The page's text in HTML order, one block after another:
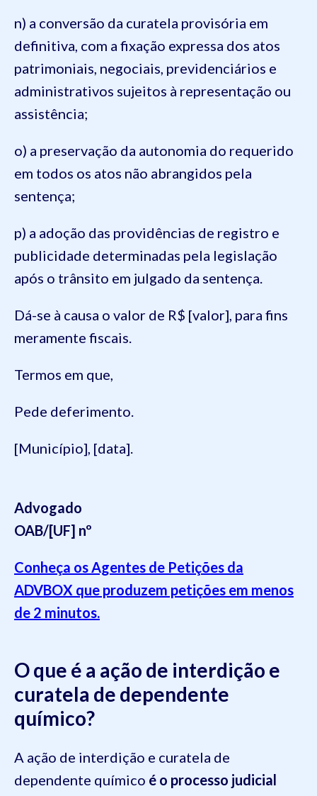
n) a conversão da curatela provisória em
definitiva, com a fixação expressa dos atos
patrimoniais, negociais, previdenciários e
administrativos sujeitos à representação ou
assistência;
o) a preservação da autonomia do requerido
em todos os atos não abrangidos pela
sentença;
p) a adoção das providências de registro e
publicidade determinadas pela legislação
após o trânsito em julgado da sentença.
Dá-se à causa o valor de R$ [valor], para fins
meramente fiscais.
Termos em que,
Pede deferimento.
[Município], [data].
Advogado
OAB/[UF] nº
Conheça os Agentes de Petições da
ADVBOX que produzem petições em menos
de 2 minutos.
O que é a ação de interdição e
curatela de dependente
químico?
A ação de interdição e curatela de
dependente químico é o processo judicial